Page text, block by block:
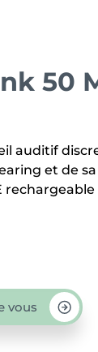
50
auditif
et de
vous